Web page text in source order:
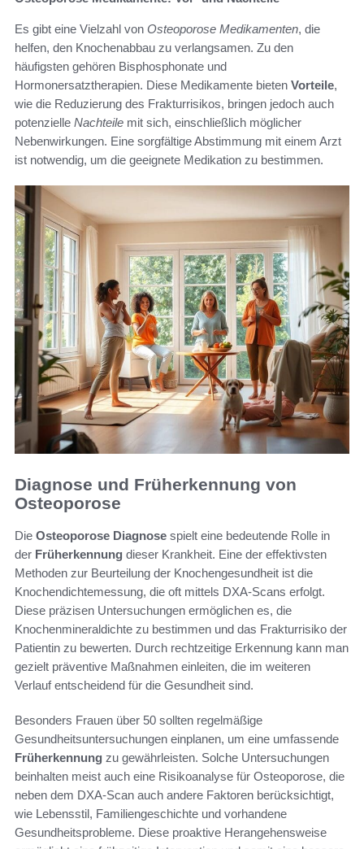
Es gibt eine Vielzahl von Osteoporose Medikamenten, die
helfen, den Knochenabbau zu verlangsamen. Zu den
häufigsten gehören Bisphosphonate und
Hormonersatztherapien. Diese Medikamente bieten Vorteile,
wie die Reduzierung des Frakturrisikos, bringen jedoch auch
potenzielle Nachteile mit sich, einschließlich möglicher
Nebenwirkungen. Eine sorgfältige Abstimmung mit einem Arzt
ist notwendig, um die geeignete Medikation zu bestimmen.
Diagnose und Früherkennung von
Osteoporose
Die Osteoporose Diagnose spielt eine bedeutende Rolle in
der Früherkennung dieser Krankheit. Eine der effektivsten
Methoden zur Beurteilung der Knochengesundheit ist die
Knochendichtemessung, die oft mittels DXA-Scans erfolgt.
Diese präzisen Untersuchungen ermöglichen es, die
Knochenmineraldichte zu bestimmen und das Frakturrisiko der
Patientin zu bewerten. Durch rechtzeitige Erkennung kann man
gezielt präventive Maßnahmen einleiten, die im weiteren
Verlauf entscheidend für die Gesundheit sind.
Besonders Frauen über 50 sollten regelmäßige
Gesundheitsuntersuchungen einplanen, um eine umfassende
Früherkennung zu gewährleisten. Solche Untersuchungen
beinhalten meist auch eine Risikoanalyse für Osteoporose, die
neben dem DXA-Scan auch andere Faktoren berücksichtigt,
wie Lebensstil, Familiengeschichte und vorhandene
Gesundheitsprobleme. Diese proaktive Herangehensweise